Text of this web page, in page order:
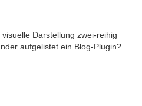
Darstellung zwei-reihig
aufgelistet ein Blog-Plugin?